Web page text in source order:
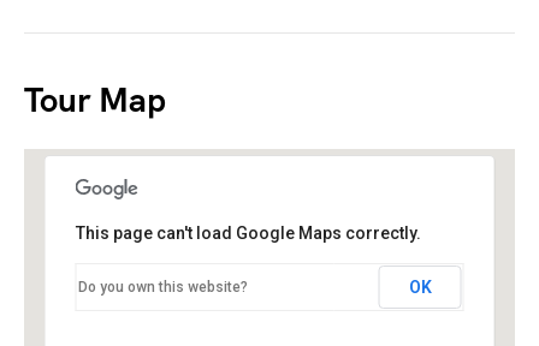
Tour Map
This page can't load Google Maps correctly.
Do you own this website? OK